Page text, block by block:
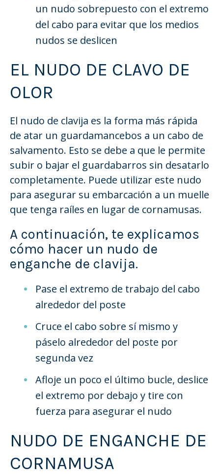
un nudo sobrepuesto con el extremo
del cabo para evitar que los medios
nudos se deslicen
EL NUDO DE CLAVO DE
OLOR
El nudo de clavija es la forma más rápida
de atar un guardamancebos a un cabo de
salvamento. Esto se debe a que le permite
subir o bajar el guardabarros sin desatarlo
completamente. Puede utilizar este nudo
para asegurar su embarcación a un muelle
que tenga raíles en lugar de cornamusas.
A continuación, te explicamos
cómo hacer un nudo de
enganche de clavija.
Pase el extremo de trabajo del cabo
alrededor del poste
Cruce el cabo sobre sí mismo y
páselo alrededor del poste por
segunda vez
Afloje un poco el último bucle, deslice
el extremo por debajo y tire con
fuerza para asegurar el nudo
NUDO DE ENGANCHE DE
CORNAMUSA